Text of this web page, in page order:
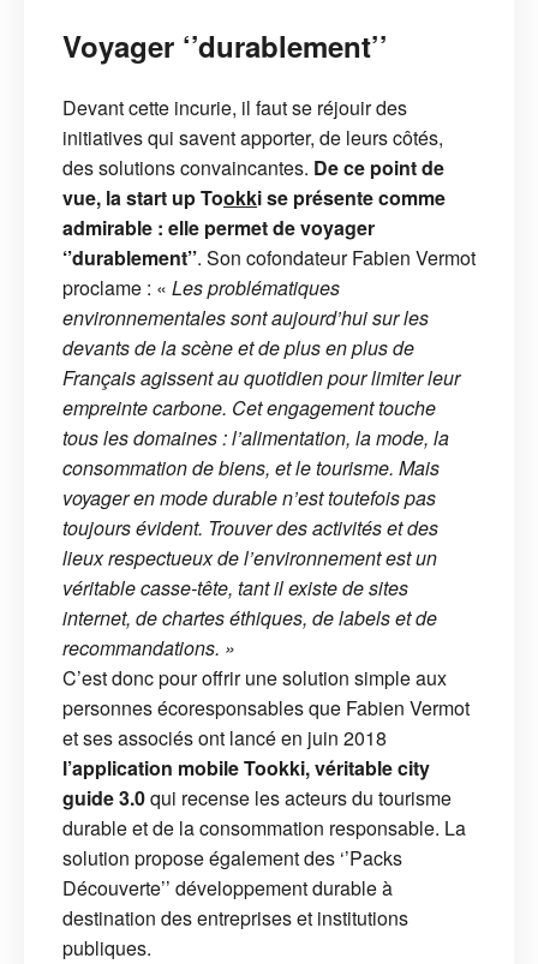
Voyager ‘’durablement’’
Devant cette incurie, il faut se réjouir des
initiatives qui savent apporter, de leurs côtés,
des solutions convaincantes. De ce point de
vue, la start up Tookki se présente comme
admirable : elle permet de voyager
‘’durablement’’. Son cofondateur Fabien Vermot
proclame : « Les problématiques
environnementales sont aujourd’hui sur les
devants de la scène et de plus en plus de
Français agissent au quotidien pour limiter leur
empreinte carbone. Cet engagement touche
tous les domaines : l’alimentation, la mode, la
consommation de biens, et le tourisme. Mais
voyager en mode durable n’est toutefois pas
toujours évident. Trouver des activités et des
lieux respectueux de l’environnement est un
véritable casse-tête, tant il existe de sites
internet, de chartes éthiques, de labels et de
recommandations. »
C’est donc pour offrir une solution simple aux
personnes écoresponsables que Fabien Vermot
et ses associés ont lancé en juin 2018
l’application mobile Tookki, véritable city
guide 3.0qui recense les acteurs du tourisme
durable et de la consommation responsable. La
solution propose également des ‘’Packs
Découverte’’ développement durable à
destination des entreprises et institutions
publiques.